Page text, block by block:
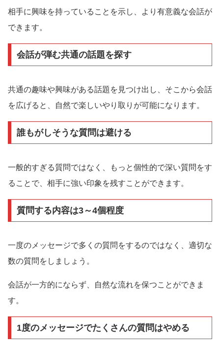
相手に興味を持っていることを示し、より有意義な会話が
できます。
会話が弾む共通の話題を探す
共通の趣味や興味がある話題を見つけ出し、そこから会話
を広げると、自然で楽しいやり取りが可能になります。
誰もがしそうな質問は避ける
一般的すぎる質問ではなく、もっと個性的で深い質問をす
ることで、相手に強い印象を残すことができます。
質問する内容は3～4個程度
一度のメッセージで多くの質問をするのではなく、適切な
数の質問をしましょう。
会話が一方的にならず、自然な流れを保つことができま
す。
1度のメッセージでたくさんの質問はやめる